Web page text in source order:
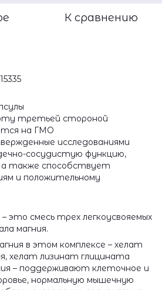
К сравнению
третьей стороной
на ГМО
исследованиями
сосудистую функцию,
а также способствует
и положительному
это смесь трех легкоусвояемых
магния.
в этом комплексе – хелат
хелат лизинат глицината
– поддерживают клеточное и
нормальную мышечную